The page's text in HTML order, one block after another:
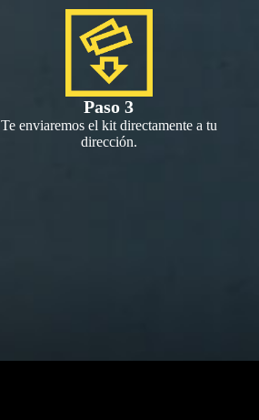
Paso 3
Te enviaremos el kit directamente a tu
dirección.